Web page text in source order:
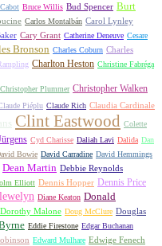
Bruce Willis Bud Spencer Burt
Carlos Montalbán Carol Lynley
Cary Grant Catherine Deneuve Cesare
Bronson Charles Coburn Charles
Charlton Heston Christine Fabréga
Christopher Plummer Christopher Walken
Piéplu Claude Rich Claudia Cardinale
Clint Eastwood Colette
Cyd Charisse Daliah Lavi Dalida Dan
Bowie David Carradine David Hemmings
Dean Martin Debbie Reynolds
Elliott Dennis Hopper Dennis Price
Diane Keaton Donald
Dorothy Malone Doug McClure Douglas
Eddie Firestone Edgar Buchanan
Edward Mulhare Edwige Fenech